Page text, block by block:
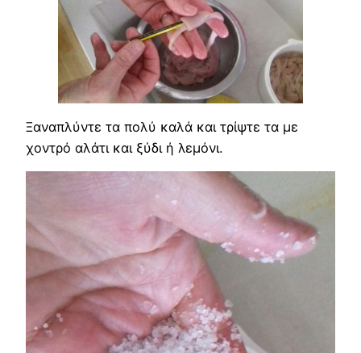
Ξαναπλύντε τα πολύ καλά και τρίψτε τα με
χοντρό αλάτι και ξύδι ή λεμόνι.